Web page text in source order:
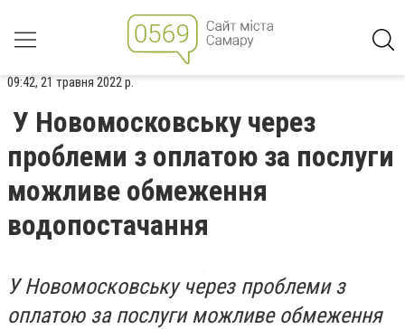
09:42, 21 травня 2022 р.
У Новомосковську через
проблеми з оплатою за послуги
можливе обмеження
водопостачання
У Новомосковську через проблеми з
оплатою за послуги можливе обмеження